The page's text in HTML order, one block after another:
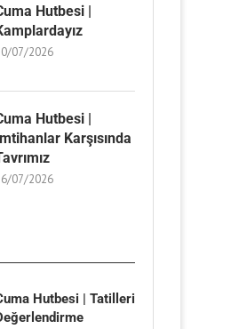
Hutbesi |
07/2026
Hutbesi |
Karşısında
07/2026
Hutbesi | Tatilleri